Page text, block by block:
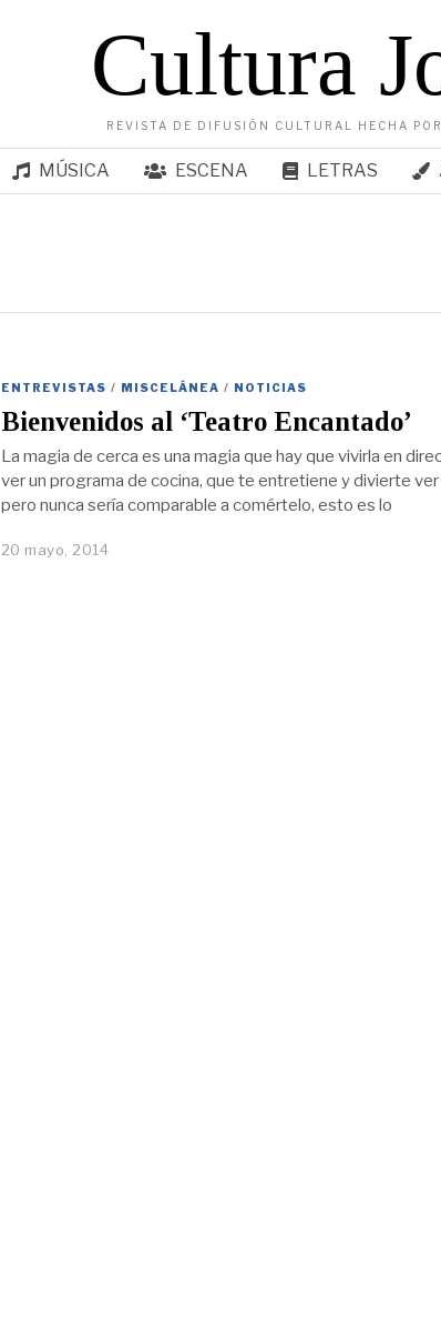
Cultura
REVISTA DE DIFUSIÓN CULTURAL HECHA
MÚSICA ESCENA LETRAS
ENTREVISTAS / MISCELÁNEA / NOTICIAS
Bienvenidos al ‘Teatro Encantado’
La magia de cerca es una magia que hay que vivirla en
ver un programa de cocina, que te entretiene y divierte
pero nunca sería comparable a comértelo, esto es lo
20 mayo, 2014